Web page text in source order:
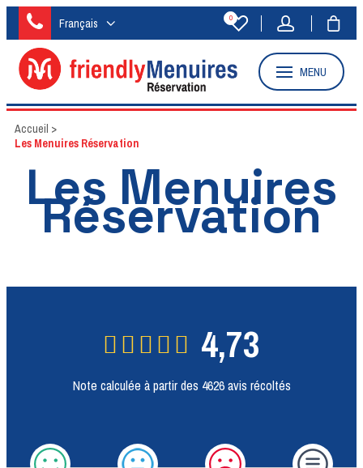
Français 0
MENU
Accueil >
Les Menuires Réservation
Les Menuires
Réservation
4,73
Note calculée à partir des 4626 avis récoltés